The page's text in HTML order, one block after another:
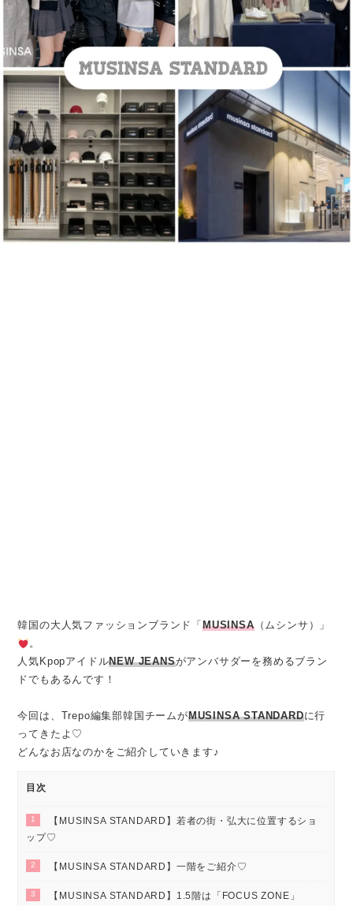
韓国の大人気ファッションブランド「 MUSINSA（ムシンサ）」
。
人気KpopアイドルNEW JEANSがアンバサダーを務めるブラン
ドでもあるんです！
今回は、Trepo編集部韓国チームがMUSINSA STANDARDに行
ってきたよ♡
どんなお店なのかをご紹介していきます♪
目次
1
【MUSINSA STANDARD】若者の街・弘大に位置するショ
ップ♡
2 【MUSINSA STANDARD】一階をご紹介♡
3 【MUSINSA STANDARD】1.5階は「FOCUS ZONE」